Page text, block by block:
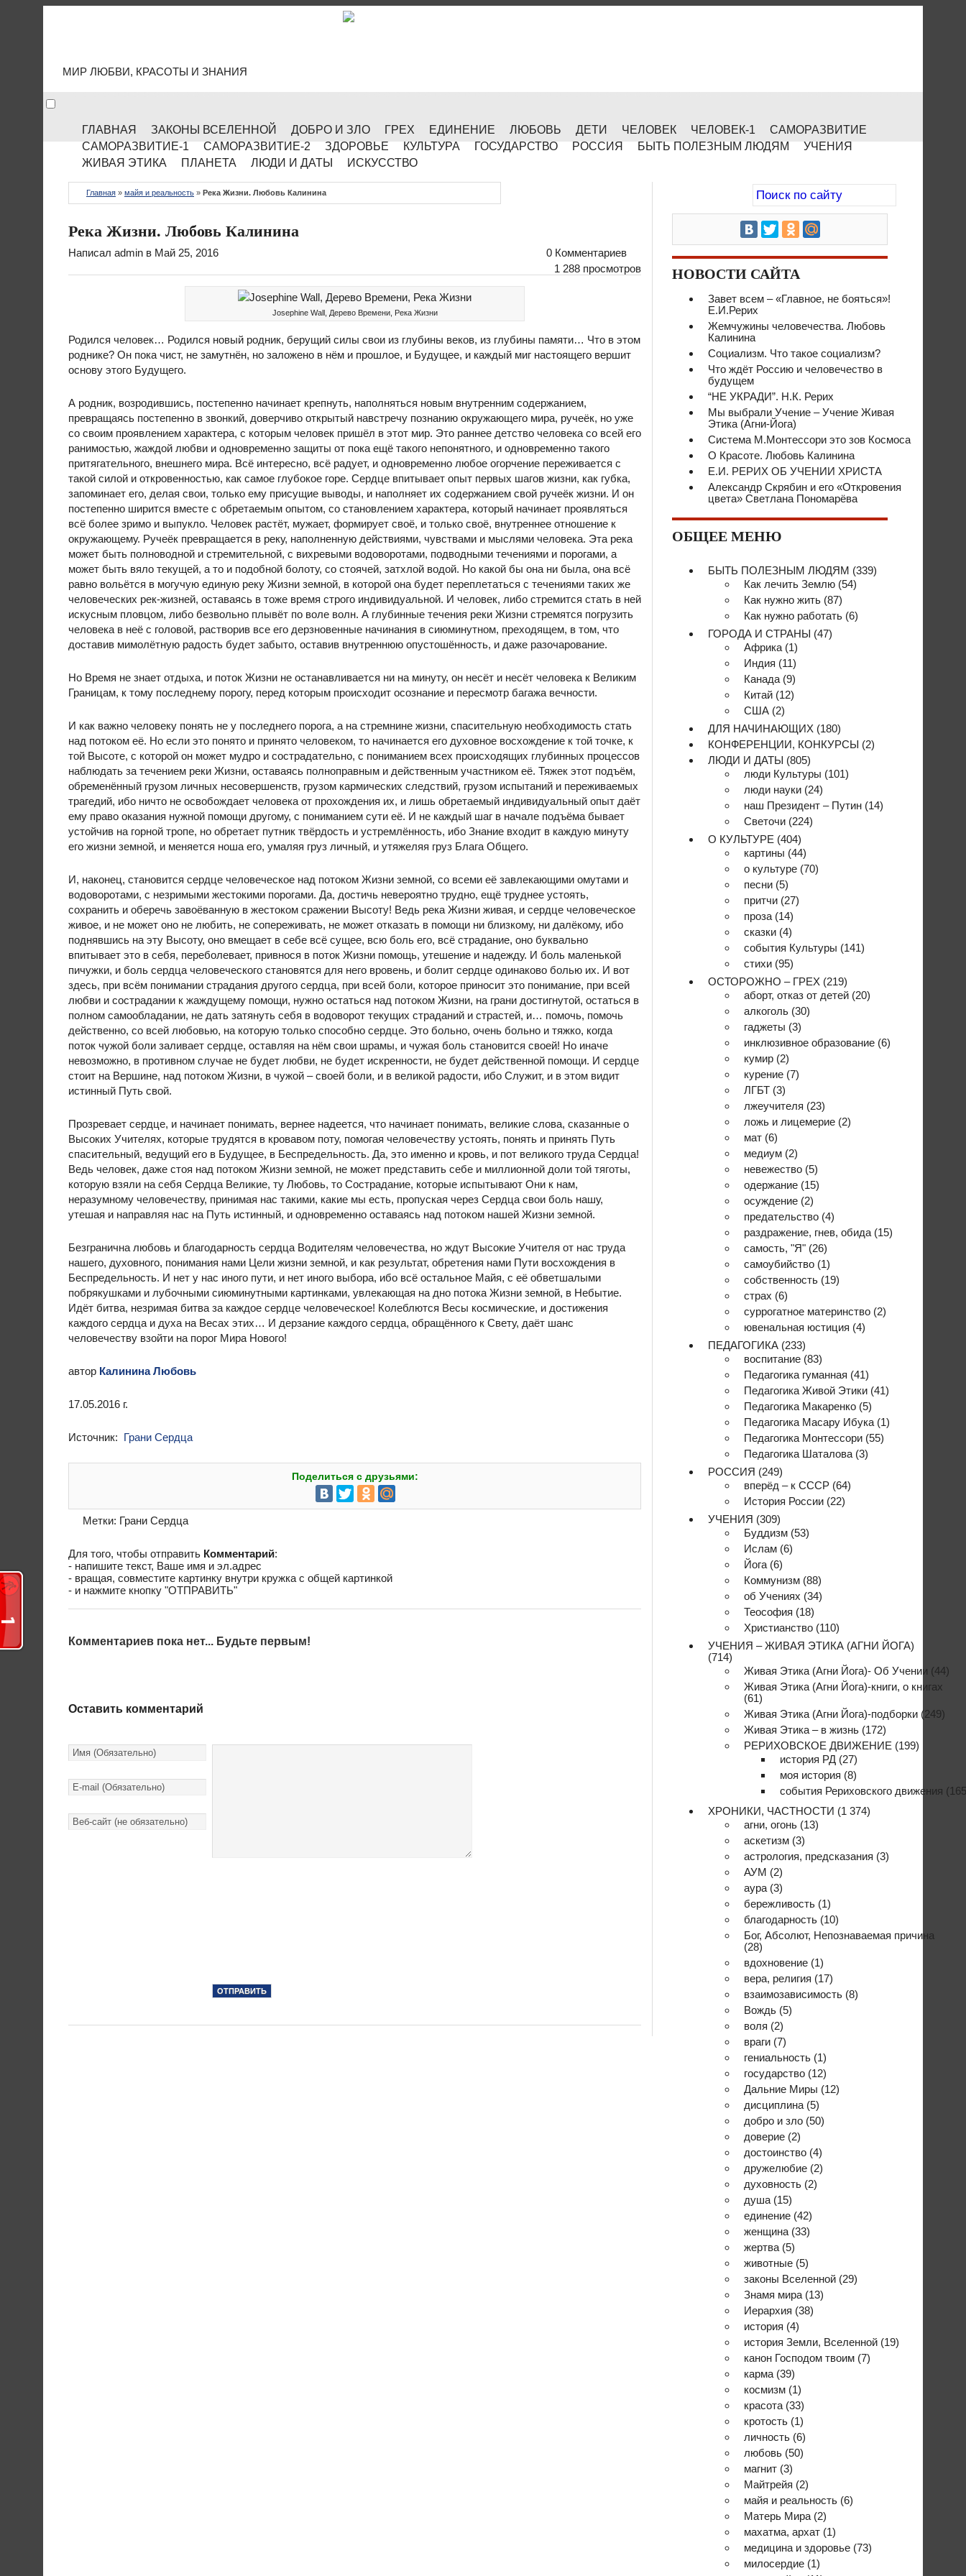
МИР ЛЮБВИ, КРАСОТЫ И ЗНАНИЯ
ГЛАВНАЯ ЗАКОНЫ ВСЕЛЕННОЙ ДОБРО И ЗЛО ГРЕХ ЕДИНЕНИЕ ЛЮБОВЬ ДЕТИ ЧЕЛОВЕК ЧЕЛОВЕК-1
САМОРАЗВИТИЕ
САМОРАЗВИТИЕ-1
САМОРАЗВИТИЕ-2 ЗДОРОВЬЕ КУЛЬТУРА ГОСУДАРСТВО РОССИЯ БЫТЬ ПОЛЕЗНЫМ ЛЮДЯМ
УЧЕНИЯ
ЖИВАЯ ЭТИКА
ПЛАНЕТА ЛЮДИ И ДАТЫ ИСКУССТВО
Главная » майя и реальность » Река Жизни. Любовь Калинина
Река Жизни. Любовь Калинина
Написал admin в Май 25, 2016
0 Комментариев
1 288 просмотров
Josephine Wall, Дерево Времени, Река Жизни
Родился человек… Родился новый родник, берущий силы свои из глубины веков, из глубины памяти… Что в этом
роднике? Он пока чист, не замутнён, но заложено в нём и прошлое, и Будущее, и каждый миг настоящего вершит
основу этого Будущего.
А родник, возродившись, постепенно начинает крепнуть, наполняться новым внутренним содержанием,
превращаясь постепенно в звонкий, доверчиво открытый навстречу познанию окружающего мира, ручеёк, но уже
со своим проявлением характера, с которым человек пришёл в этот мир. Это раннее детство человека со всей его
ранимостью, жаждой любви и одновременно защиты от пока ещё такого непонятного, и одновременно такого
притягательного, внешнего мира. Всё интересно, всё радует, и одновременно любое огорчение переживается с
такой силой и откровенностью, как самое глубокое горе. Сердце впитывает опыт первых шагов жизни, как губка,
запоминает его, делая свои, только ему присущие выводы, и наполняет их содержанием свой ручеёк жизни. И он
постепенно ширится вместе с обретаемым опытом, со становлением характера, который начинает проявляться
всё более зримо и выпукло. Человек растёт, мужает, формирует своё, и только своё, внутреннее отношение к
окружающему. Ручеёк превращается в реку, наполненную действиями, чувствами и мыслями человека. Эта река
может быть полноводной и стремительной, с вихревыми водоворотами, подводными течениями и порогами, а
может быть вяло текущей, а то и подобной болоту, со стоячей, затхлой водой. Но какой бы она ни была, она всё
равно вольётся в могучую единую реку Жизни земной, в которой она будет переплетаться с течениями таких же
человеческих рек-жизней, оставаясь в тоже время строго индивидуальной. И человек, либо стремится стать в ней
искусным пловцом, либо безвольно плывёт по воле волн. А глубинные течения реки Жизни стремятся погрузить
человека в неё с головой, растворив все его дерзновенные начинания в сиюминутном, преходящем, в том, что
доставив мимолётную радость будет забыто, оставив внутреннюю опустошённость, и даже разочарование.
Но Время не знает отдыха, и поток Жизни не останавливается ни на минуту, он несёт и несёт человека к Великим
Границам, к тому последнему порогу, перед которым происходит осознание и пересмотр багажа вечности.
И как важно человеку понять не у последнего порога, а на стремнине жизни, спасительную необходимость стать
над потоком её. Но если это понято и принято человеком, то начинается его духовное восхождение к той точке, к
той Высоте, с которой он может мудро и сострадательно, с пониманием всех происходящих глубинных процессов
наблюдать за течением реки Жизни, оставаясь полноправным и действенным участником её. Тяжек этот подъём,
обременённый грузом личных несовершенств, грузом кармических следствий, грузом испытаний и переживаемых
трагедий, ибо ничто не освобождает человека от прохождения их, и лишь обретаемый индивидуальный опыт даёт
ему право оказания нужной помощи другому, с пониманием сути её. И не каждый шаг в начале подъёма бывает
устойчив на горной тропе, но обретает путник твёрдость и устремлённость, ибо Знание входит в каждую минуту
его жизни земной, и меняется ноша его, умаляя груз личный, и утяжеляя груз Блага Общего.
И, наконец, становится сердце человеческое над потоком Жизни земной, со всеми её завлекающими омутами и
водоворотами, с незримыми жестокими порогами. Да, достичь невероятно трудно, ещё труднее устоять,
сохранить и оберечь завоёванную в жестоком сражении Высоту! Ведь река Жизни живая, и сердце человеческое
живое, и не может оно не любить, не сопереживать, не может отказать в помощи ни близкому, ни далёкому, ибо
поднявшись на эту Высоту, оно вмещает в себе всё сущее, всю боль его, всё страдание, оно буквально
впитывает это в себя, переболевает, привнося в поток Жизни помощь, утешение и надежду. И боль маленькой
пичужки, и боль сердца человеческого становятся для него вровень, и болит сердце одинаково болью их. И вот
здесь, при всём понимании страдания другого сердца, при всей боли, которое приносит это понимание, при всей
любви и сострадании к жаждущему помощи, нужно остаться над потоком Жизни, на грани достигнутой, остаться в
полном самообладании, не дать затянуть себя в водоворот текущих страданий и страстей, и… помочь, помочь
действенно, со всей любовью, на которую только способно сердце. Это больно, очень больно и тяжко, когда
поток чужой боли заливает сердце, оставляя на нём свои шрамы, и чужая боль становится своей! Но иначе
невозможно, в противном случае не будет любви, не будет искренности, не будет действенной помощи. И сердце
стоит на Вершине, над потоком Жизни, в чужой – своей боли, и в великой радости, ибо Служит, и в этом видит
истинный Путь свой.
Прозревает сердце, и начинает понимать, вернее надеется, что начинает понимать, великие слова, сказанные о
Высоких Учителях, которые трудятся в кровавом поту, помогая человечеству устоять, понять и принять Путь
спасительный, ведущий его в Будущее, в Беспредельность. Да, это именно и кровь, и пот великого труда Сердца!
Ведь человек, даже стоя над потоком Жизни земной, не может представить себе и миллионной доли той тяготы,
которую взяли на себя Сердца Великие, ту Любовь, то Сострадание, которые испытывают Они к нам,
неразумному человечеству, принимая нас такими, какие мы есть, пропуская через Сердца свои боль нашу,
утешая и направляя нас на Путь истинный, и одновременно оставаясь над потоком нашей Жизни земной.
Безгранична любовь и благодарность сердца Водителям человечества, но ждут Высокие Учителя от нас труда
нашего, духовного, понимания нами Цели жизни земной, и как результат, обретения нами Пути восхождения в
Беспредельность. И нет у нас иного пути, и нет иного выбора, ибо всё остальное Майя, с её обветшалыми
побрякушками и лубочными сиюминутными картинками, увлекающая на дно потока Жизни земной, в Небытие.
Идёт битва, незримая битва за каждое сердце человеческое! Колеблются Весы космические, и достижения
каждого сердца и духа на Весах этих… И дерзание каждого сердца, обращённого к Свету, даёт шанс
человечеству взойти на порог Мира Нового!
автор Калинина Любовь
17.05.2016 г.
Источник: Грани Сердца
Поделиться с друзьями:
Метки: Грани Сердца
Для того, чтобы отправить Комментарий:
- напишите текст, Ваше имя и эл.адрес
- вращая, совместите картинку внутри кружка с общей картинкой
- и нажмите кнопку "ОТПРАВИТЬ"
Комментариев пока нет... Будьте первым!
Оставить комментарий
НОВОСТИ САЙТА
Завет всем – «Главное, не бояться»!
Е.И.Рерих
Жемчужины человечества. Любовь
Калинина
Социализм. Что такое социализм?
Что ждёт Россию и человечество в
будущем
“НЕ УКРАДИ”. Н.К. Рерих
Мы выбрали Учение – Учение Живая
Этика (Агни-Йога)
Система М.Монтессори это зов Космоса
О Красоте. Любовь Калинина
Е.И. РЕРИХ ОБ УЧЕНИИ ХРИСТА
Александр Скрябин и его «Откровения
цвета» Светлана Пономарёва
ОБЩЕЕ МЕНЮ
БЫТЬ ПОЛЕЗНЫМ ЛЮДЯМ (339)
Как лечить Землю (54)
Как нужно жить (87)
Как нужно работать (6)
ГОРОДА И СТРАНЫ (47)
Африка (1)
Индия (11)
Канада (9)
Китай (12)
США (2)
ДЛЯ НАЧИНАЮЩИХ (180)
КОНФЕРЕНЦИИ, КОНКУРСЫ (2)
ЛЮДИ И ДАТЫ (805)
люди Культуры (101)
люди науки (24)
наш Президент – Путин (14)
Светочи (224)
О КУЛЬТУРЕ (404)
картины (44)
о культуре (70)
песни (5)
притчи (27)
проза (14)
сказки (4)
события Культуры (141)
стихи (95)
ОСТОРОЖНО – ГРЕХ (219)
аборт, отказ от детей (20)
алкоголь (30)
гаджеты (3)
инклюзивное образование (6)
кумир (2)
курение (7)
ЛГБТ (3)
лжеучителя (23)
ложь и лицемерие (2)
мат (6)
медиум (2)
невежество (5)
одержание (15)
осуждение (2)
предательство (4)
раздражение, гнев, обида (15)
самость, "Я" (26)
самоубийство (1)
собственность (19)
страх (6)
суррогатное материнство (2)
ювенальная юстиция (4)
ПЕДАГОГИКА (233)
воспитание (83)
Педагогика гуманная (41)
Педагогика Живой Этики (41)
Педагогика Макаренко (5)
Педагогика Масару Ибука (1)
Педагогика Монтессори (55)
Педагогика Шаталова (3)
РОССИЯ (249)
вперёд – к СССР (64)
История России (22)
УЧЕНИЯ (309)
Буддизм (53)
Ислам (6)
Йога (6)
Коммунизм (88)
об Учениях (34)
Теософия (18)
Христианство (110)
УЧЕНИЯ – ЖИВАЯ ЭТИКА (АГНИ ЙОГА)
(714)
Живая Этика (Агни Йога)- Об Учении (44)
Живая Этика (Агни Йога)-книги, о книгах
(61)
Живая Этика (Агни Йога)-подборки (249)
Живая Этика – в жизнь (172)
РЕРИХОВСКОЕ ДВИЖЕНИЕ (199)
история РД (27)
моя история (8)
события Рериховского движения
ХРОНИКИ, ЧАСТНОСТИ (1 374)
агни, огонь (13)
аскетизм (3)
астрология, предсказания (3)
АУМ (2)
аура (3)
бережливость (1)
благодарность (10)
Бог, Абсолют, Непознаваемая причина
(28)
вдохновение (1)
вера, религия (17)
взаимозависимость (8)
Вождь (5)
воля (2)
враги (7)
гениальность (1)
государство (12)
Дальние Миры (12)
дисциплина (5)
добро и зло (50)
доверие (2)
достоинство (4)
дружелюбие (2)
духовность (2)
душа (15)
единение (42)
женщина (33)
жертва (5)
животные (5)
законы Вселенной (29)
Знамя мира (13)
Иерархия (38)
история (4)
история Земли, Вселенной (19)
канон Господом твоим (7)
карма (39)
космизм (1)
красота (33)
кротость (1)
личность (6)
любовь (50)
магнит (3)
Майтрейя (2)
майя и реальность (6)
Матерь Мира (2)
махатма, архат (1)
медицина и здоровье (73)
милосердие (1)